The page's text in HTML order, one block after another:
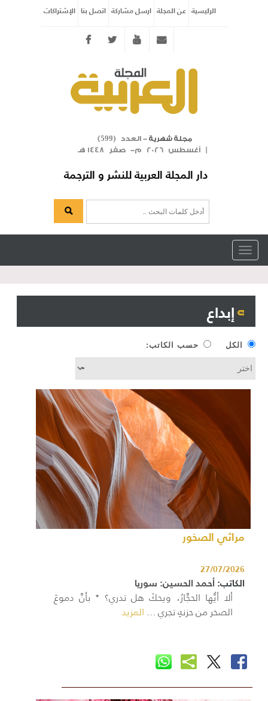
الرئيسية عن المجلة ارسل مشاركة اتصل بنا الإشتراكات
Twitter youtube
مجلة شهرية- العدد ( 599
)
| أغسطس 2026 م- صفر 1448 هـ
دار المجلة العربية للنشر و الترجمة
Toggle
navigation
إبداع
الكل حسب الكاتب:
مراثي الصخور
27/07/2026
الكاتب:أحمد الحسين: سوريا
ألا أيُّها الحجَّارُ، ويحكَ هل تدري؟ ٭ بأنَّ دموعَ
الصخر من حزنهِ تجري ...المزيد